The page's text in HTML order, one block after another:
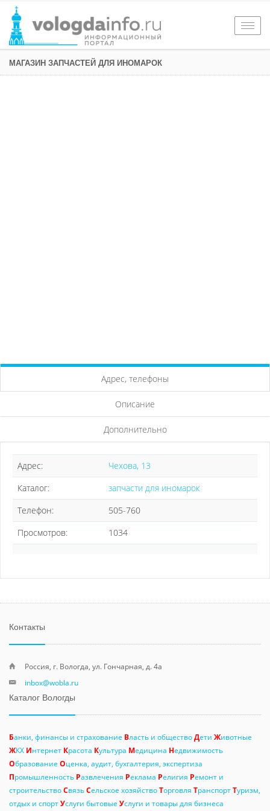
МАГАЗИН ЗАПЧАСТЕЙ ДЛЯ ИНОМАРОК
Адрес, телефоны
Описание
Дополнительно
Адрес:
Чехова, 13
Каталог:
запчасти для иномарок
Телефон:
505-760
Просмотров:
1034
Контакты
Россия, г. Вологда, ул. Гончарная, д. 4а
inbox@wobla.ru
Каталог Вологды
Банки, финансы и страхование Власть и обществоДети Животные
ЖКХ Интернет Красота Культура Медицина Недвижимость
Образование Оценка, аудит, бухгалтерия, экспертиза
Промышленность Развлечения Реклама Религия Ремонт и
строительствоСвязьСельское хозяйствоТорговля ТранспортТуризм,
отдых и спортУслуги бытовые Услуги и товары для бизнеса